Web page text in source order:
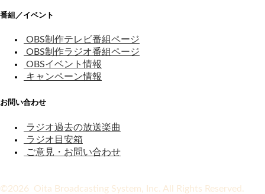
番組／イベント
OBS制作テレビ番組ページ
OBS制作ラジオ番組ページ
OBSイベント情報
キャンペーン情報
お問い合わせ
ラジオ過去の放送楽曲
ラジオ目安箱
ご意見・お問い合わせ
©2026 Oita Broadcasting System, Inc. All Rights Reserved.